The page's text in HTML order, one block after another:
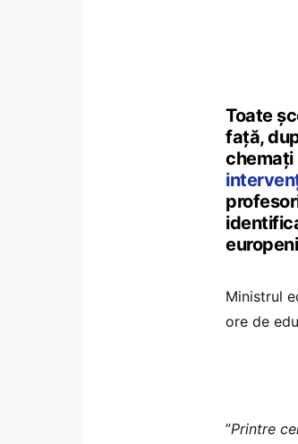
Toate
față,
chemați
Ministrul
ore de
”Printre